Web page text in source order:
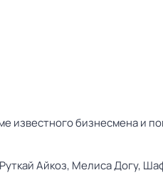
известного бизнесмена и
Айкоз, Мелиса Догу,